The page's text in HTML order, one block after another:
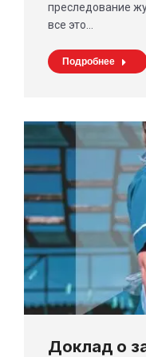
преследование
все это…
Подробнее
Доклад о